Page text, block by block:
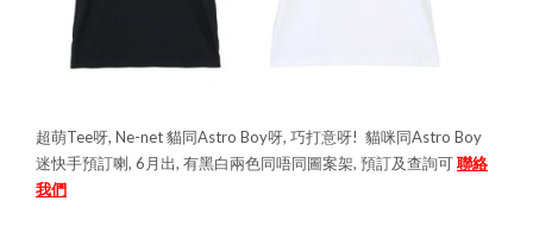
超萌Tee呀, Ne-net 貓同Astro Boy呀, 巧打意呀! 貓咪同Astro Boy
迷快手預訂喇, 6月出, 有黑白兩色同唔同圖案架, 預訂及查詢可聯絡
我們